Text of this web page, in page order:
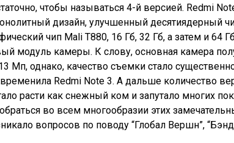
чтобы называться 4-й версией. Redmi
дизайн, улучшенный десятиядерный
чип Mali T880, 16 Гб, 32 Гб, а затем и 64
модуль камеры. К слову, основная камера
Мп, однако, качество съемки стало
Redmi Note 3. А дальше количество
расти как снежный ком и запутало многих
во всем многообразии этих
вопросов по поводу “Глобал Вершн”,